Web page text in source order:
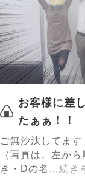
お客様に差
たぁぁ！！
ご無沙汰してます
（写真は、左か
き・Dの名 …続き